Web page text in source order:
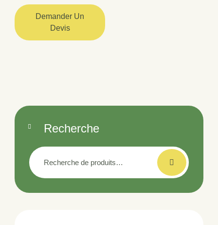
Demander Un
Devis
Recherche
Recherche
pour :